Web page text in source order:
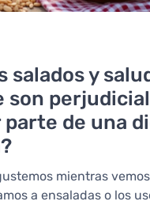
salados y
son
parte de una
mientras
a ensaladas o los